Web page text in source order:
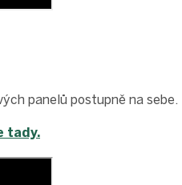
panelů postupně na sebe.
tady.